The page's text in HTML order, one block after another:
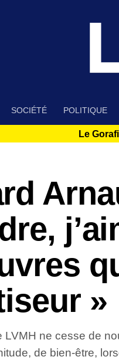
SOCIÉTÉ POLITIQUE
Le
»
LVMH ne cesse de
de bien-être,